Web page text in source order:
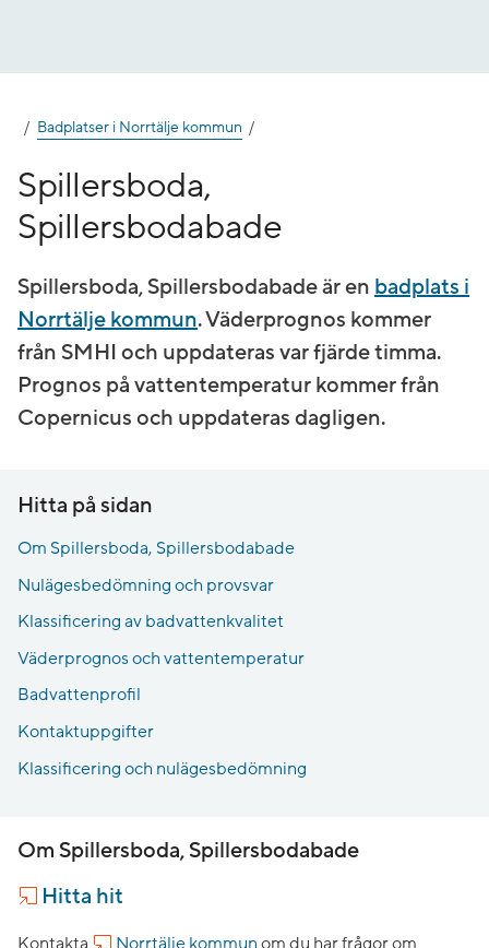
Badplatser i Norrtälje kommun
Spillersboda,
Spillersbodabade
Spillersboda, Spillersbodabade är en badplats i
Norrtälje kommun. Väderprognos kommer
från SMHI och uppdateras var fjärde timma.
Prognos på vatten­temperatur kommer från
Copernicus och uppdateras dagligen.
Hitta på sidan
Om Spillersboda, Spillersbodabade
Nulägesbedömning och provsvar
Klassificering av badvattenkvalitet
Väderprognos och vattentemperatur
Badvattenprofil
Kontaktuppgifter
Klassificering och nulägesbedömning
Om Spillersboda, Spillersbodabade
Hitta hit
Kontakta Norrtälje kommun om du har frågor om